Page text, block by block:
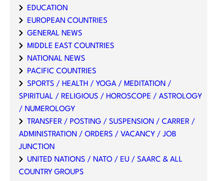
EDUCATION
EUROPEAN COUNTRIES
GENERAL NEWS
MIDDLE EAST COUNTRIES
NATIONAL NEWS
PACIFIC COUNTRIES
SPORTS / HEALTH / YOGA / MEDITATION /
SPIRITUAL / RELIGIOUS / HOROSCOPE / ASTROLOGY
/ NUMEROLOGY
TRANSFER / POSTING / SUSPENSION / CARRER /
ADMINISTRATION / ORDERS / VACANCY / JOB
JUNCTION
UNITED NATIONS / NATO / EU / SAARC & ALL
COUNTRY GROUPS